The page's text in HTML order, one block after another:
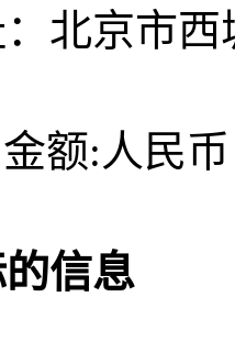
北京市西
额:人民币
信息